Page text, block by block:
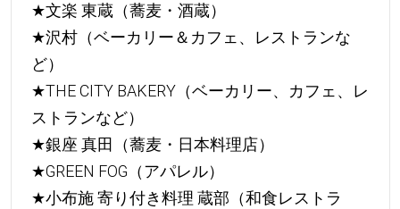
★文楽 東蔵（蕎麦・酒蔵）
★沢村（ベーカリー＆カフェ、レストランな
ど）
★THE CITY BAKERY（ベーカリー、カフェ、レ
ストランなど）
★銀座 真田（蕎麦・日本料理店）
★GREEN FOG（アパレル）
★小布施 寄り付き料理 蔵部（和食レストラ